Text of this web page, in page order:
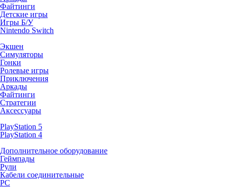
Файтинги
Детские игры
Игры Б/У
Nintendo Switch
Экшен
Симуляторы
Гонки
Ролевые игры
Приключения
Аркады
Файтинги
Стратегии
Аксессуары
PlayStation 5
PlayStation 4
Дополнительное оборудование
Геймпады
Рули
Кабели соединительные
PC